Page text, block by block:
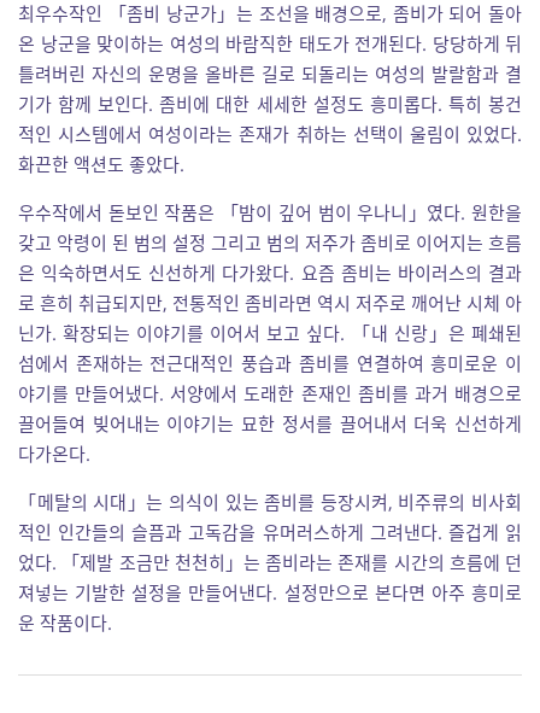
최우수작인 「좀비 낭군가」는 조선을 배경으로, 좀비가 되어 돌아
온 낭군을 맞이하는 여성의 바람직한 태도가 전개된다. 당당하게 뒤
틀려버린 자신의 운명을 올바른 길로 되돌리는 여성의 발랄함과 결
기가 함께 보인다. 좀비에 대한 세세한 설정도 흥미롭다. 특히 봉건
적인 시스템에서 여성이라는 존재가 취하는 선택이 울림이 있었다.
화끈한 액션도 좋았다.
우수작에서 돋보인 작품은 「밤이 깊어 범이 우나니」였다. 원한을
갖고 악령이 된 범의 설정 그리고 범의 저주가 좀비로 이어지는 흐름
은 익숙하면서도 신선하게 다가왔다. 요즘 좀비는 바이러스의 결과
로 흔히 취급되지만, 전통적인 좀비라면 역시 저주로 깨어난 시체 아
닌가. 확장되는 이야기를 이어서 보고 싶다. 「내 신랑」은 폐쇄된
섬에서 존재하는 전근대적인 풍습과 좀비를 연결하여 흥미로운 이
야기를 만들어냈다. 서양에서 도래한 존재인 좀비를 과거 배경으로
끌어들여 빚어내는 이야기는 묘한 정서를 끌어내서 더욱 신선하게
다가온다.
「메탈의 시대」는 의식이 있는 좀비를 등장시켜, 비주류의 비사회
적인 인간들의 슬픔과 고독감을 유머러스하게 그려낸다. 즐겁게 읽
었다. 「제발 조금만 천천히」는 좀비라는 존재를 시간의 흐름에 던
져넣는 기발한 설정을 만들어낸다. 설정만으로 본다면 아주 흥미로
운 작품이다.